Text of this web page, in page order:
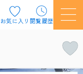
お気に入り 閲覧履歴